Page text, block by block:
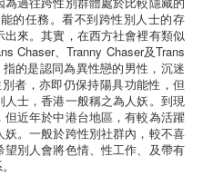
的任務。看不到跨性別人士的存
來。其實，在西方社會裡有類似
Chaser、Tranny Chaser及Trans
的是認同為異性戀的男性，沉迷
者，亦即仍保持陽具功能性，但
士，香港一般稱之為人妖。到現
近年於中港台地區，有較為活躍
。一般於跨性別社群內，較不喜
別人會將色情、性工作、及帶有